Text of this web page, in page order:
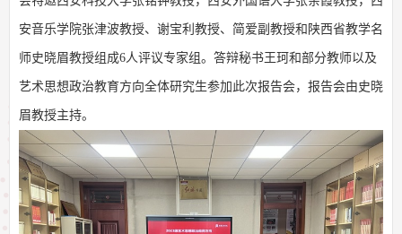
安音乐学院张津波教授、谢宝利教授、简爱副教授和陕西省教学名
师史晓眉教授组成6人评议专家组。答辩秘书王珂和部分教师以及
艺术思想政治教育方向全体研究生参加此次报告会，报告会由史晓
眉教授主持。